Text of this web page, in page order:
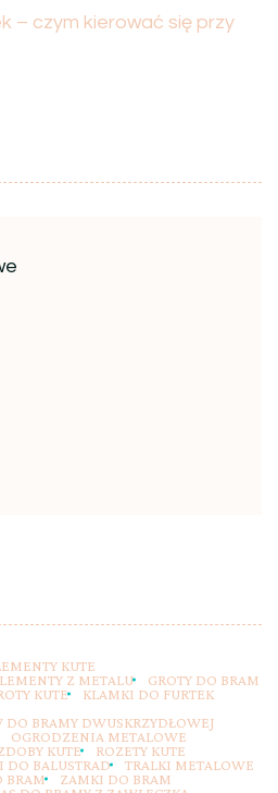
– czym kierować się przy
KUTE
Z METALU
GROTY DO BRAM
KUTE
KLAMKI DO FURTEK
DO BRAMY DWUSKRZYDŁOWEJ
OGRODZENIA METALOWE
KUTE
ROZETY KUTE
DO BALUSTRAD
TRALKI METALOWE
BRAM
ZAMKI DO BRAM